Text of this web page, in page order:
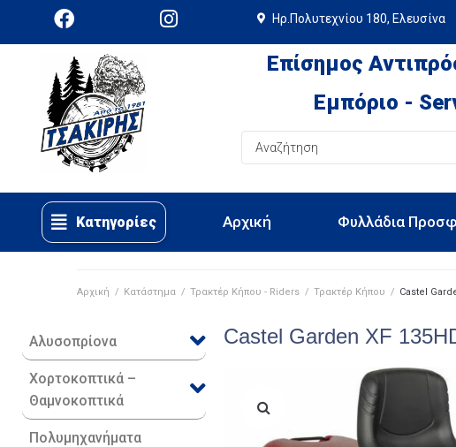
Ηρ.Πολυτεχνίου 180, Ελευσίνα
Επίσημος
Εμπόριο -
Κατηγορίες Αρχική Φυλλάδια
Αρχική / Κατάστημα / Τρακτέρ Κήπου - Riders / Τρακτέρ Κήπου / Castel
Αλυσοπρίονα
Χορτοκοπτικά –
Θαμνοκοπτικά
Πολυμηχανήματα
Castel Garden XF